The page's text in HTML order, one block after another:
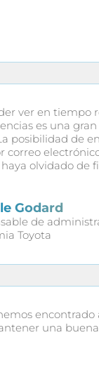
ver en tiempo
es una
posibilidad de
correo
olvidado de
Godard
de
Toyota
encontrado
una